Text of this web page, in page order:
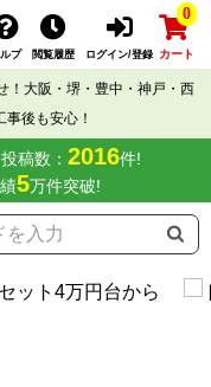
プ 閲覧履歴 ログイン/登録
0
カート
！大阪・堺・豊中・神戸・西
事後も安心！
稿数： 2016件!
5万件突破!